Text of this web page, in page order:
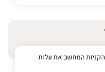
המחשב את עלות